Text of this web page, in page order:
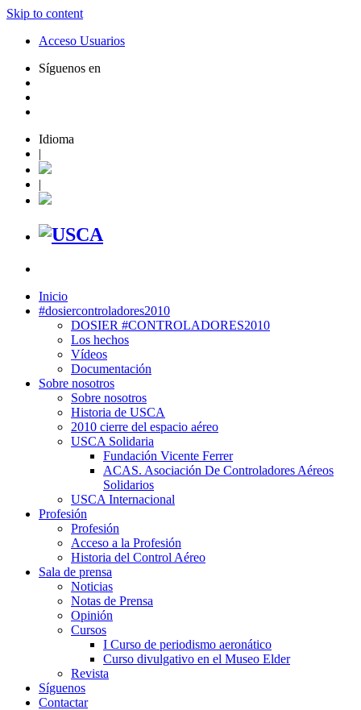
Skip to content
Acceso Usuarios
Síguenos en
Idioma
|
|
Inicio
#dosiercontroladores2010
DOSIER #CONTROLADORES2010
Los hechos
Vídeos
Documentación
Sobre nosotros
Sobre nosotros
Historia de USCA
2010 cierre del espacio aéreo
USCA Solidaria
Fundación Vicente Ferrer
ACAS. Asociación De Controladores Aéreos
Solidarios
USCA Internacional
Profesión
Profesión
Acceso a la Profesión
Historia del Control Aéreo
Sala de prensa
Noticias
Notas de Prensa
Opinión
Cursos
I Curso de periodismo aeronático
Curso divulgativo en el Museo Elder
Revista
Síguenos
Contactar